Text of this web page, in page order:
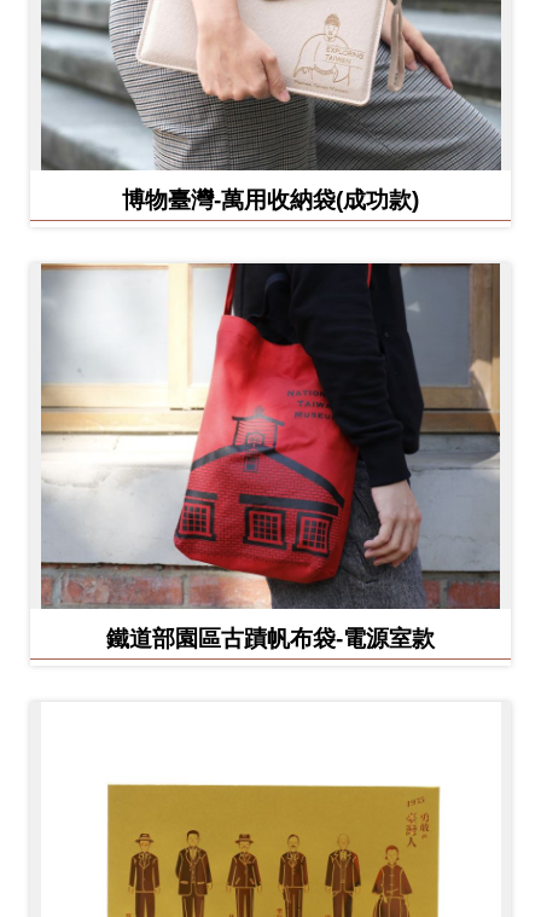
博物臺灣-萬用收納袋(成功款)
鐵道部園區古蹟帆布袋-電源室款